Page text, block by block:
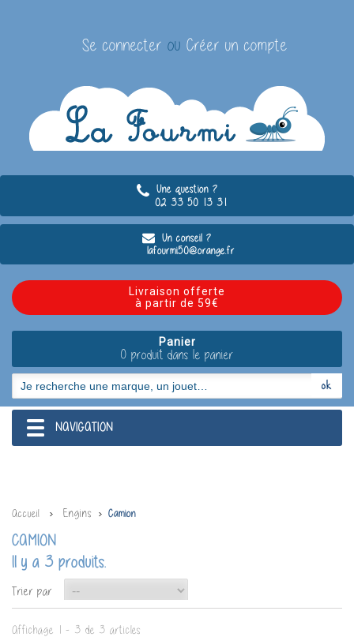
Se connecter ou Créer un compte
Une question ?
02 33 50 13 31
Un conseil ?
lafourmi50@orange.fr
Livraison offerte
à partir de 59€
Panier
0 produit dans le panier
navigation
NAVIGATION
Accueil Engins Camion
CAMION
Il y a 3 produits.
Trier par
Affichage 1 - 3 de 3 articles